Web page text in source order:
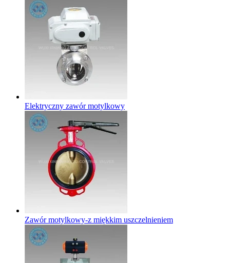
Elektryczny zawór motylkowy
Zawór motylkowy-z miękkim uszczelnieniem